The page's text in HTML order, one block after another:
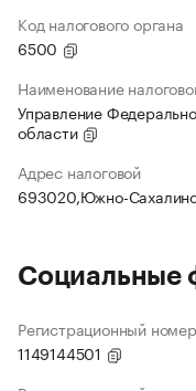
Код налогового органа
6500
Наименование
Управление
области
Адрес налоговой
693020,Южно-
Социальные
Регистрационный
1149144501